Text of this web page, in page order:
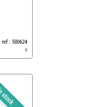
ref : 500624
0